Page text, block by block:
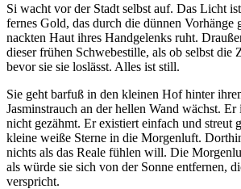
Si wacht vor der Stadt selbst auf. Das Licht
fernes Gold, das durch die dünnen Vorhänge
nackten Haut ihres Handgelenks ruht.
dieser frühen Schwebestille, als ob selbst die
bevor sie sie loslässt. Alles ist still.
Sie geht barfuß in den kleinen Hof hinter
Jasminstrauch an der hellen Wand wächst. Er
nicht gezähmt. Er existiert einfach und streut
kleine weiße Sterne in die Morgenluft.
nichts als das Reale fühlen will. Die
als würde sie sich von der Sonne entfernen,
verspricht.